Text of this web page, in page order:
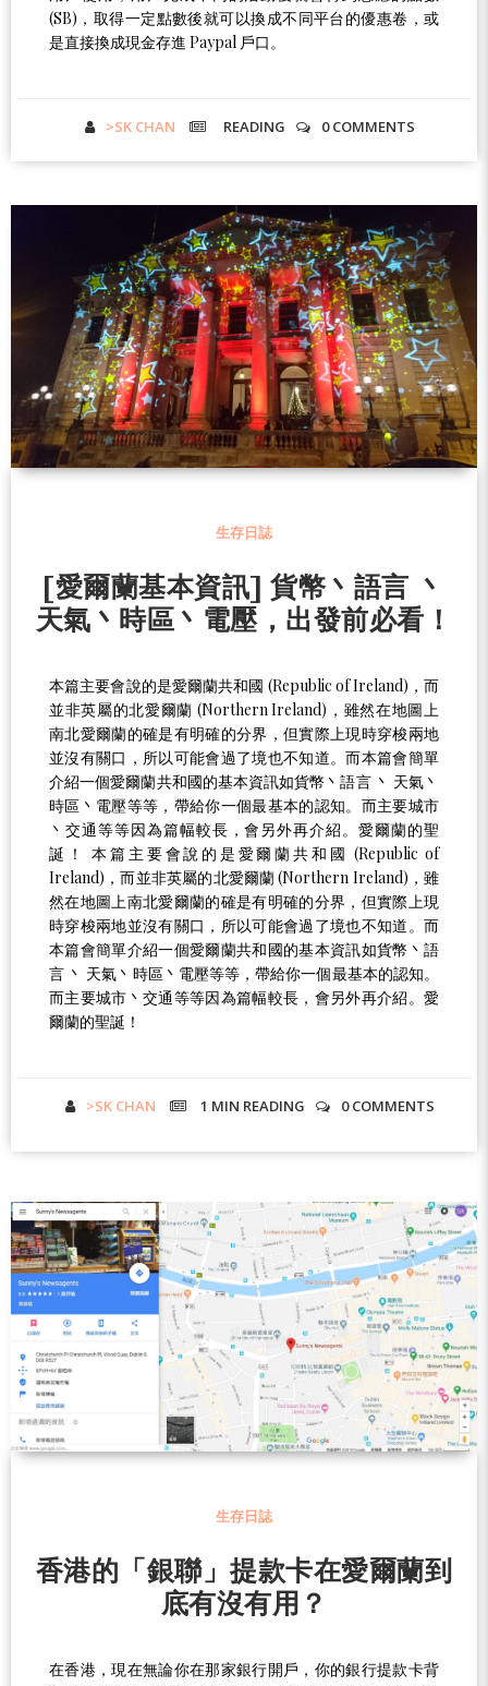
(SB)，取得一定點數後就可以換成不同平台的優惠卷，或
是直接換成現金存進 Paypal 戶口。
>SK CHAN READING 0 COMMENTS
生存日誌
[愛爾蘭基本資訊] 貨幣丶語言 丶
天氣丶時區丶電壓，出發前必看！
本篇主要會說的是愛爾蘭共和國 (Republic of Ireland)，而
並非英屬的北愛爾蘭 (Northern Ireland)，雖然在地圖上
南北愛爾蘭的確是有明確的分界，但實際上現時穿梭兩地
並沒有關口，所以可能會過了境也不知道。而本篇會簡單
介紹一個愛爾蘭共和國的基本資訊如貨幣丶語言 丶 天氣丶
時區丶電壓等等，帶給你一個最基本的認知。而主要城市
丶交通等等因為篇幅較長，會另外再介紹。愛爾蘭的聖
誕！ 本篇主要會說的是愛爾蘭共和國 (Republic of
Ireland)，而並非英屬的北愛爾蘭 (Northern Ireland)，雖
然在地圖上南北愛爾蘭的確是有明確的分界，但實際上現
時穿梭兩地並沒有關口，所以可能會過了境也不知道。而
本篇會簡單介紹一個愛爾蘭共和國的基本資訊如貨幣丶語
言 丶 天氣丶時區丶電壓等等，帶給你一個最基本的認知。
而主要城市丶交通等等因為篇幅較長，會另外再介紹。愛
爾蘭的聖誕！
>SK CHAN 1 MIN READING 0 COMMENTS
生存日誌
香港的「銀聯」提款卡在愛爾蘭到
底有沒有用？
在香港，現在無論你在那家銀行開戶，你的銀行提款卡背